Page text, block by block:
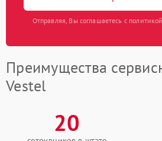
Отправляя, Вы соглашаетесь с
Преимущества
Vestel
20